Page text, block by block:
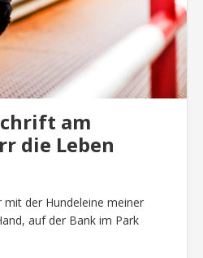
am
die Leben
der Hundeleine meiner
auf der Bank im Park